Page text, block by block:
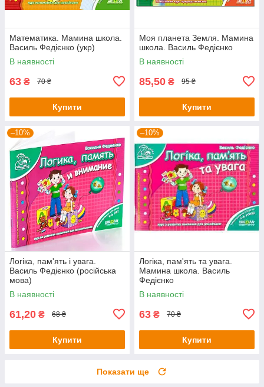
Математика. Мамина школа.
Василь Федієнко (укр)
В наявності
63 ₴ 70 ₴
Купити
Моя планета Земля. Мамина
школа. Василь Федієнко
В наявності
85,50 ₴ 95 ₴
Купити
–10%
Логіка, пам'ять і увага.
Василь Федієнко (російська
мова)
В наявності
61,20 ₴ 68 ₴
Купити
–10%
Логіка, пам'ять та увага.
Мамина школа. Василь
Федієнко
В наявності
63 ₴ 70 ₴
Купити
Показати ще